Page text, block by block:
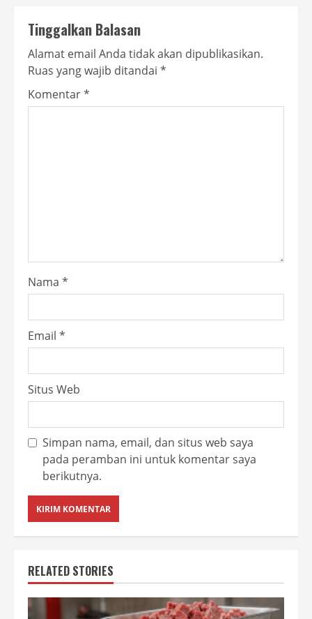
Tinggalkan Balasan
Alamat email Anda tidak akan dipublikasikan.
Ruas yang wajib ditandai *
Komentar*
Nama *
Email *
Situs Web
Simpan nama, email, dan situs web saya
pada peramban ini untuk komentar saya
berikutnya.
RELATED STORIES